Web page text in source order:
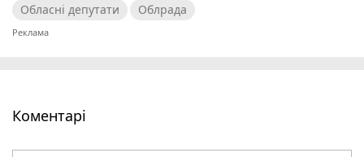
Обласні депутати Облрада
Коментарі